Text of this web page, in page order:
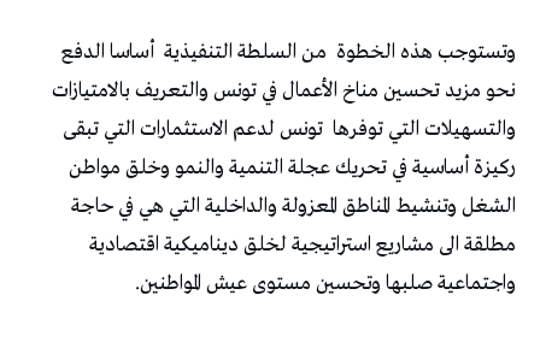
وتستوجب هذه الخطوة من السلطة التنفيذية أساسا الدفع
نحو مزيد تحسين مناخ الأعمال في تونس والتعريف بالامتيازات
والتسهيلات التي توفرها تونس لدعم الاستثمارات التي تبقى
ركيزة أساسية في تحريك عجلة التنمية والنمو وخلق مواطن
الشغل وتنشيط المناطق المعزولة والداخلية التي هي في حاجة
مطلقة الى مشاريع استراتيجية لخلق ديناميكية اقتصادية
واجتماعية صلبها وتحسين مستوى عيش المواطنين.